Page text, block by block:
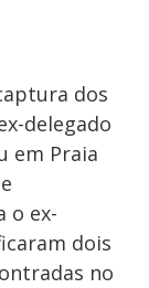
dos
delegado
em Praia
o ex-
dois
no